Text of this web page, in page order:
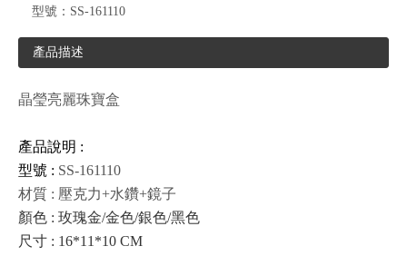
型號： SS-161110
產品描述
晶瑩亮麗珠寶盒
產品說明 :
型號 : SS-161110
材質 : 壓克力+水鑽+鏡子
顏色 : 玫瑰金/金色/銀色/黑色
尺寸 : 16*11*10 CM